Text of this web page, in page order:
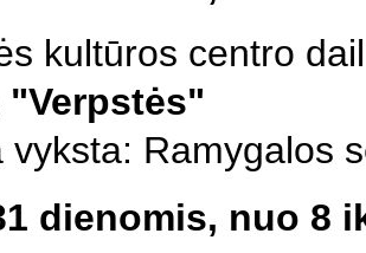
kultūros centro
"Verpstės"
vyksta: Ramygalos
dienomis, nuo 8